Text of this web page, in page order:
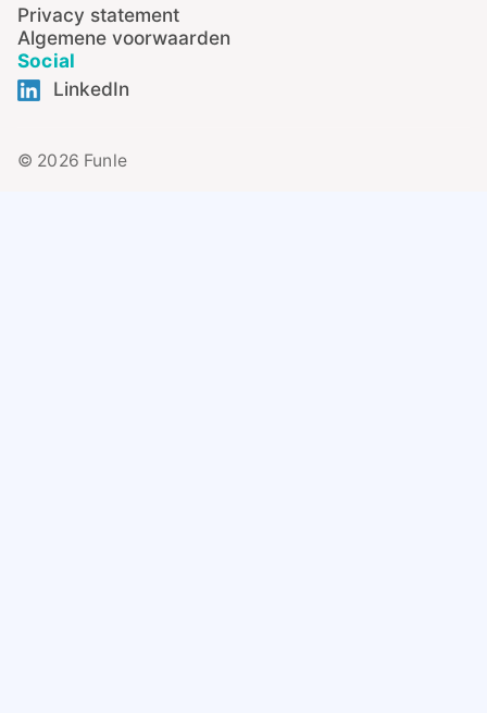
Privacy statement
Algemene voorwaarden
Social
LinkedIn
© 2026 Funle